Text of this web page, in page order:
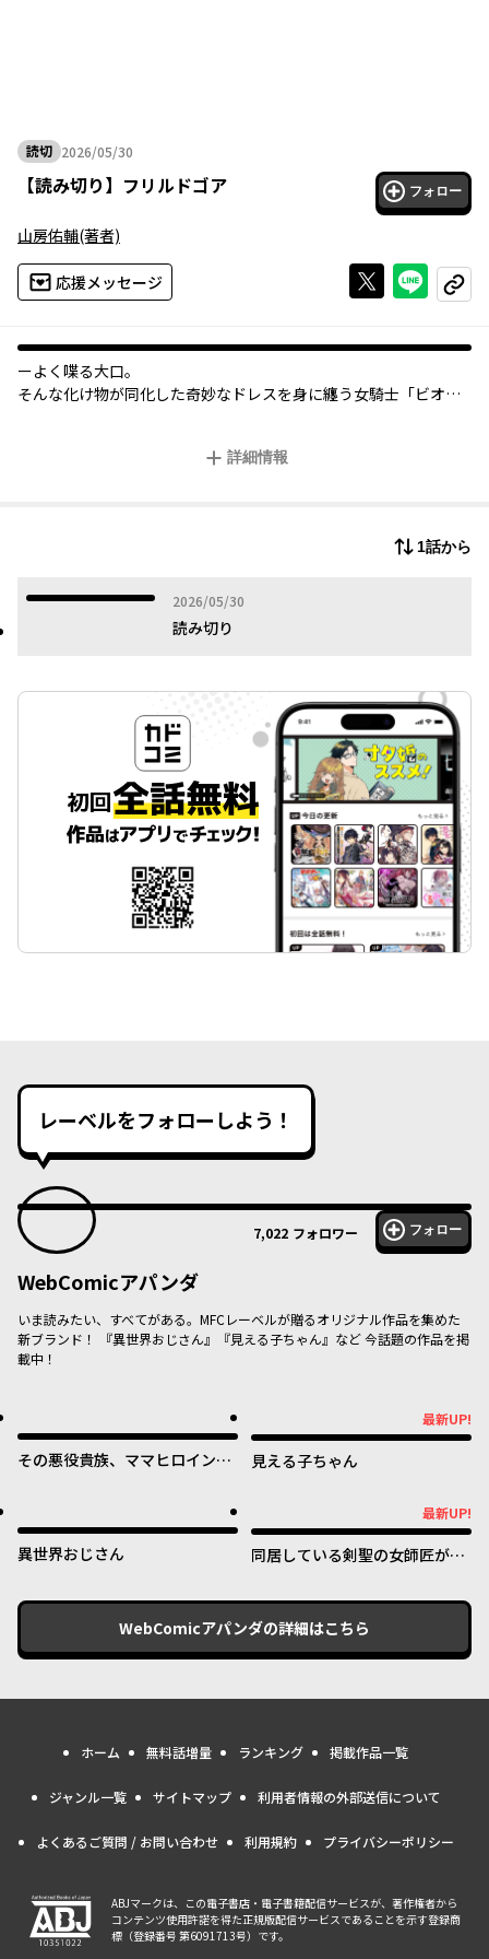
読切 2026/05/30
2026年05月30日
【読み切り】 フリルドゴア フォロー
山房佑輔(著者)
応援メッセージ Xで投稿する
ライン
コピー
ーよく喋る大口。
そんな化け物が同化した奇妙なドレスを身に纏う女騎士「ビオ
詳細情報
1話から
2026/05/30
2026年05月30日
読み切り
レーベルをフォローしよう！
7,022 フォロワー フォロー
WebComicアパンダ
いま読みたい、すべてがある。MFCレーベルが贈るオリジナル作品を集めた
新ブランド！ 『異世界おじさん』『見える子ちゃん』など 今話題の作品を掲
載中！
その悪役貴族、ママヒロインが
くる～
最新UP!
見える子ちゃん
異世界おじさん
最新UP!
同居している剣聖の女師匠が可
WebComicアパンダの詳細はこちら
ホーム 無料話増量 ランキング 掲載作品一覧
ジャンル一覧 サイトマップ 利用者情報の外部送信について
よくあるご質問 / お問い合わせ 利用規約 プライバシーポリシー
ABJマークは、この電子書店・電子書籍配信サービスが、著作権者から
コンテンツ使用許諾を得た正規版配信サービスであることを示す登録商
標（登録番号 第6091713号）です。